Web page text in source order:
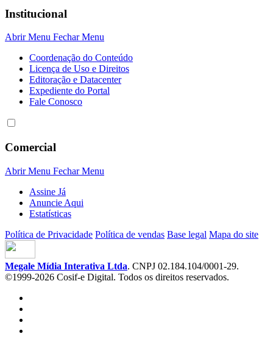
Institucional
Abrir Menu Fechar Menu
Coordenação do Conteúdo
Licença de Uso e Direitos
Editoração e Datacenter
Expediente do Portal
Fale Conosco
Comercial
Abrir Menu Fechar Menu
Assine Já
Anuncie Aqui
Estatísticas
Política de Privacidade Política de vendas Base legal Mapa do site
Megale Mídia Interativa Ltda. CNPJ 02.184.104/0001-29.
©1999-2026 Cosif-e Digital. Todos os direitos reservados.